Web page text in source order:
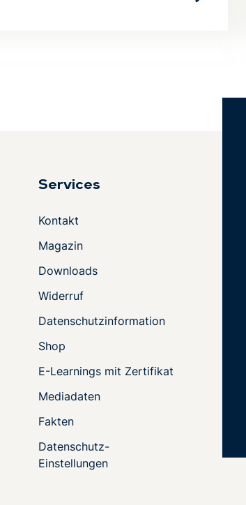
Services
Kontakt
Magazin
Downloads
Widerruf
Datenschutzinformation
Shop
E-Learnings mit Zertifikat
Mediadaten
Fakten
Datenschutz-
Einstellungen